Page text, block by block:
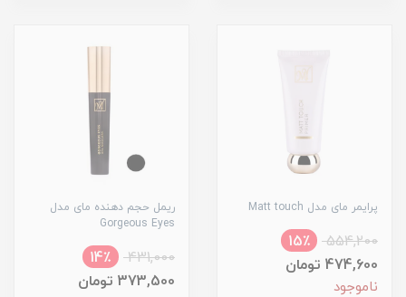
پرایمر مای مدل Matt touch
554,200
15٪
474,600 تومان
ناموجود
ریمل حجم دهنده مای مدل
Gorgeous Eyes
431,000
14٪
373,500 تومان